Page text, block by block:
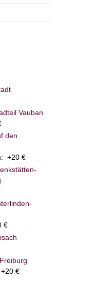
Vauban
den
+20 €
€
€